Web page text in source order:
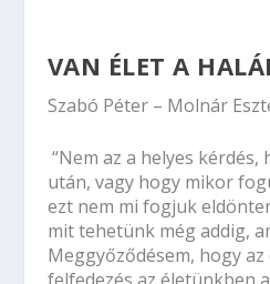
VAN ÉLET A
Szabó Péter – Molnár
“Nem az a helyes kérdés,
után, vagy hogy mikor
ezt nem mi fogjuk
mit tehetünk még addig,
Meggyőződésem, hogy